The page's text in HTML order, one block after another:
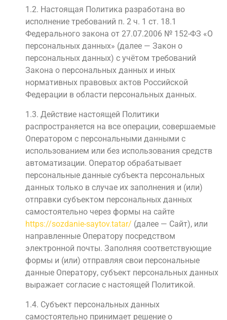
1.2. Настоящая Политика разработана во
исполнение требований п. 2 ч. 1 ст. 18.1
Федерального закона от 27.07.2006 № 152-ФЗ «О
персональных данных» (далее — Закон о
персональных данных) с учётом требований
Закона о персональных данных и иных
нормативных правовых актов Российской
Федерации в области персональных данных.
1.3. Действие настоящей Политики
распространяется на все операции, совершаемые
Оператором с персональными данными с
использованием или без использования средств
автоматизации. Оператор обрабатывает
персональные данные субъекта персональных
данных только в случае их заполнения и (или)
отправки субъектом персональных данных
самостоятельно через формы на сайте
https://sozdanie-saytov.tatar/ (далее — Сайт), или
направленные Оператору посредством
электронной почты. Заполняя соответствующие
формы и (или) отправляя свои персональные
данные Оператору, субъект персональных данных
выражает согласие с настоящей Политикой.
1.4. Субъект персональных данных
самостоятельно принимает решение о